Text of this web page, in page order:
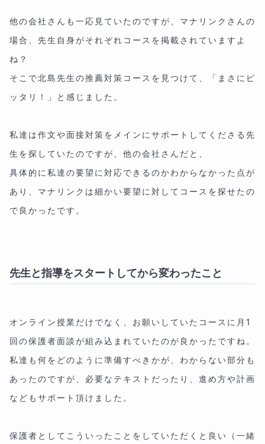
他の会社さんも一応見ていたのですが、マナリンクさんの
場合、先生自身がそれぞれコースを掲載されていますよ
ね？
そこで北島先生の推薦対策コースを見つけて、「まさにピ
ッタリ！」と感じました。
私達は作文や面接対策をメインにサポートしてくださる先
生を探していたのですが、他の会社さんだと、
具体的に私達の要望に対応できるのかわからなかった点が
あり、マナリンクは細かい要望に対してコースを探せたの
で良かったです。
先生と指導をスタートしてから変わったこと
オンライン授業だけでなく、お願いしていたコースに月1
回の保護者面談が組み込まれていたのが良かったですね。
私達も何をどのように準備すべきかが、わからない部分も
あったのですが、必要なテキストだったり、進め方や計画
などもサポート頂けました。
保護者としてこういったことをしていただくと良い（一緒